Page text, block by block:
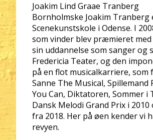
Joakim Lind Graae Tranberg
Bornholmske Joakim
Scenekunstskole i Odense. I
som vinder blev præmieret
sin uddannelse som sanger og
Fredericia Teater, og den
på en flot musicalkarriere,
Sanne The Musical,
You Can, Diktatoren, Sommer i
Dansk Melodi Grand Prix i
fra 2018. Her på øen kender vi
revyen.